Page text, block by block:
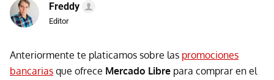
Freddy
Editor
Anteriormente te platicamos sobre las promociones
bancarias que ofrece Mercado Libre para comprar en el